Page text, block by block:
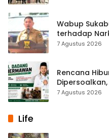
Wabup
terhadap
Terlibat
7 Agustus 2026
Rencana
Memfasilitasi
7 Agustus 2026
Life